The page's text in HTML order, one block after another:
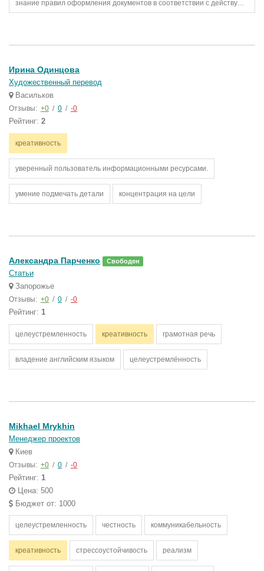
знание правил оформления документов в соответствии с действующими нормами и государственными стандартами
Ирина Одинцова
Художественный перевод
Васильков
Отзывы: +0 / 0 / -0
Рейтинг: 2
креативность
уверенный пользователь информационными ресурсами.
умение подмечать детали концентрация на цели
Александра Парченко Свободен
Статьи
Запорожье
Отзывы: +0 / 0 / -0
Рейтинг: 1
целеустремленность креативность грамотная речь
владение английским языком целеустремлённость
Mikhael Mrykhin
Менеджер проектов
Киев
Отзывы: +0 / 0 / -0
Рейтинг: 1
Цена: 500
Бюджет от: 1000
целеустремленность честность коммуникабельность
креативность стрессоустойчивость реализм